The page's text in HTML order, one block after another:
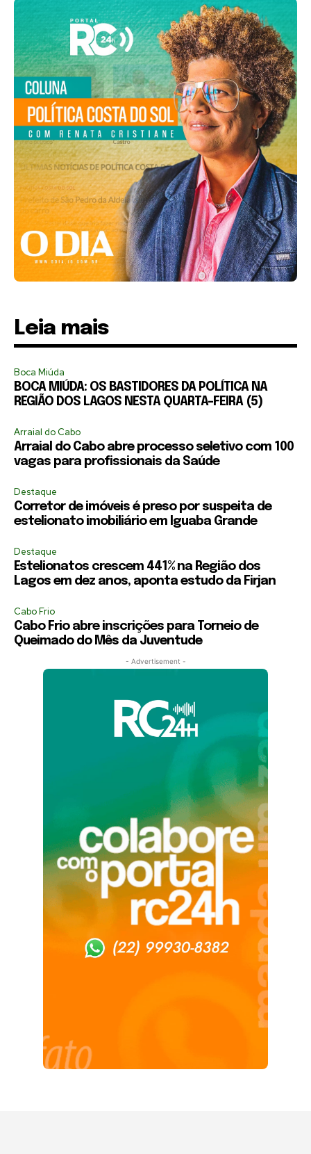
Leia mais
Boca Miúda
BOCA MIÚDA: OS BASTIDORES DA POLÍTICA NA
REGIÃO DOS LAGOS NESTA QUARTA-FEIRA (5)
Arraial do Cabo
Arraial do Cabo abre processo seletivo com 100
vagas para profissionais da Saúde
Destaque
Corretor de imóveis é preso por suspeita de
estelionato imobiliário em Iguaba Grande
Destaque
Estelionatos crescem 441% na Região dos
Lagos em dez anos, aponta estudo da Firjan
Cabo Frio
Cabo Frio abre inscrições para Torneio de
Queimado do Mês da Juventude
- Advertisement -